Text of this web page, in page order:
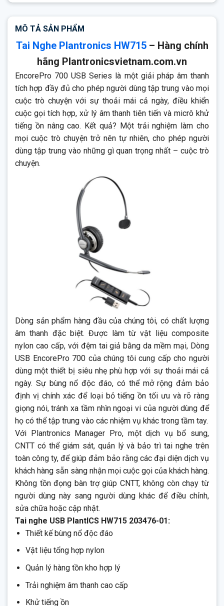
đầy đủ cho phép người dùng tập trung vào mọi cuộc trò
chuyện với sự thoải mái cả ngày, điều khiển cuộc gọi tích hợp,
xử lý âm thanh tiên tiến và micrô khử tiếng ồn nâng cao.
MÔ TẢ SẢN PHẨM
Tai Nghe Plantronics HW715– Hàng chính
hãng Plantronicsvietnam.com.vn
EncorePro 700 USB Series là một giải pháp âm thanh
tích hợp đầy đủ cho phép người dùng tập trung vào mọi
cuộc trò chuyện với sự thoải mái cả ngày, điều khiển
cuộc gọi tích hợp, xử lý âm thanh tiên tiến và micrô khử
tiếng ồn nâng cao. Kết quả? Một trải nghiệm làm cho
mọi cuộc trò chuyện trở nên tự nhiên, cho phép người
dùng tập trung vào những gì quan trọng nhất – cuộc trò
chuyện.
Dòng sản phẩm hàng đầu của chúng tôi, có chất lượng
âm thanh đặc biệt. Được làm từ vật liệu composite
nylon cao cấp, với đệm tai giả bằng da mềm mại, Dòng
USB EncorePro 700 của chúng tôi cung cấp cho người
dùng một thiết bị siêu nhẹ phù hợp với sự thoải mái cả
ngày. Sự bùng nổ độc đáo, có thể mở rộng đảm bảo
định vị chính xác để loại bỏ tiếng ồn tối ưu và rõ ràng
giọng nói, tránh xa tầm nhìn ngoại vi của người dùng để
họ có thể tập trung vào các nhiệm vụ khác trong tầm tay.
Với Plantronics Manager Pro, một dịch vụ bổ sung,
CNTT có thể giám sát, quản lý và bảo trì tai nghe trên
toàn công ty, để giúp đảm bảo rằng các đại diện dịch vụ
khách hàng sẵn sàng nhận mọi cuộc gọi của khách hàng.
Không tồn đọng bàn trợ giúp CNTT, không còn chạy từ
người dùng này sang người dùng khác để điều chỉnh,
sửa chữa hoặc cập nhật.
Tai nghe USB PlantICS HW715 203476-01:
Thiết kế bùng nổ độc đáo
Vật liệu tổng hợp nylon
Quản lý hàng tồn kho hợp lý
Trải nghiệm âm thanh cao cấp
Khử tiếng ồn